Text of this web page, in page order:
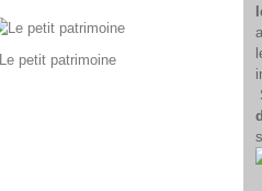
Le petit patrimoine